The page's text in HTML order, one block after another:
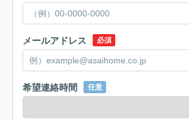
メールアドレス 必須
希望連絡時間 任意